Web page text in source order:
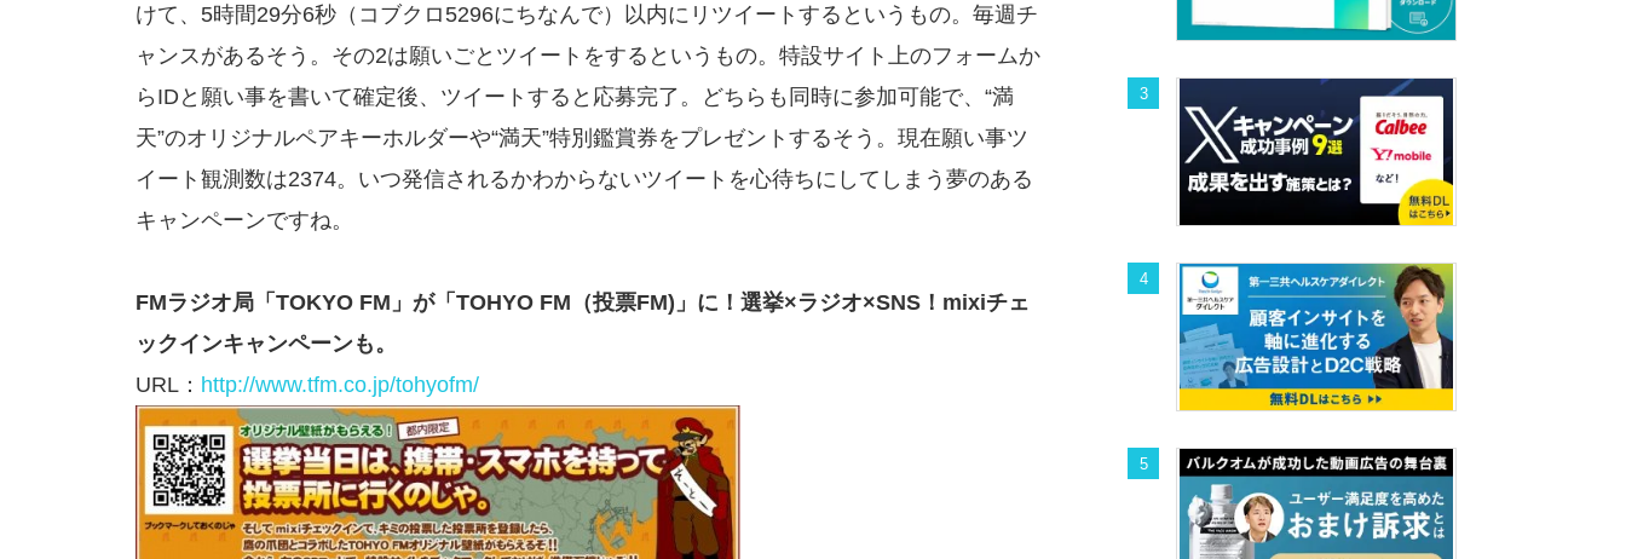
けて、5時間29分6秒（コブクロ5296にちなんで）以内にリツイートするというもの。毎週チ
ャンスがあるそう。その2は願いごとツイートをするというもの。特設サイト上のフォームか
らIDと願い事を書いて確定後、ツイートすると応募完了。どちらも同時に参加可能で、“満
天”のオリジナルペアキーホルダーや“満天”特別鑑賞券をプレゼントするそう。現在願い事ツ
イート観測数は2374。いつ発信されるかわからないツイートを心待ちにしてしまう夢のある
キャンペーンですね。
FMラジオ局「TOKYO FM」が「TOHYO FM（投票FM)」に！選挙×ラジオ×SNS！mixiチェ
ックインキャンペーンも。
URL： http://www.tfm.co.jp/tohyofm/